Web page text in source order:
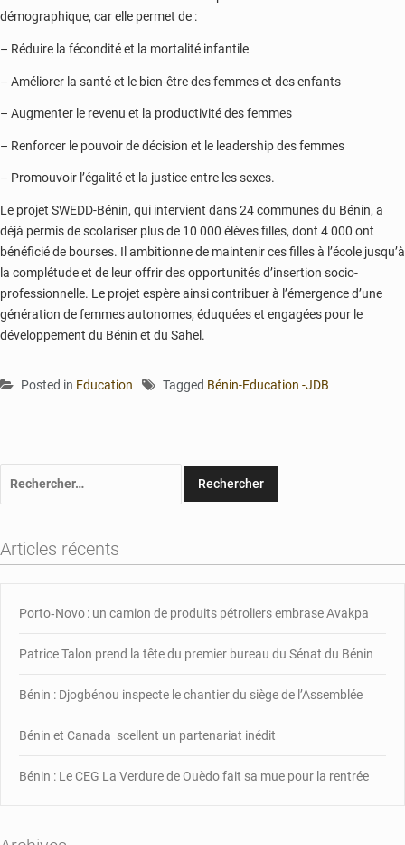
démographique, car elle permet de :
– Réduire la fécondité et la mortalité infantile
– Améliorer la santé et le bien-être des femmes et des enfants
– Augmenter le revenu et la productivité des femmes
– Renforcer le pouvoir de décision et le leadership des femmes
– Promouvoir l’égalité et la justice entre les sexes.
Le projet SWEDD-Bénin, qui intervient dans 24 communes du Bénin, a
déjà permis de scolariser plus de 10 000 élèves filles, dont 4 000 ont
bénéficié de bourses. Il ambitionne de maintenir ces filles à l’école jusqu’à
la complétude et de leur offrir des opportunités d’insertion socio-
professionnelle. Le projet espère ainsi contribuer à l’émergence d’une
génération de femmes autonomes, éduquées et engagées pour le
développement du Bénin et du Sahel.
Posted in Education Tagged Bénin-Education -JDB
Articles récents
Porto‑Novo : un camion de produits pétroliers embrase Avakpa
Patrice Talon prend la tête du premier bureau du Sénat du Bénin
Bénin : Djogbénou inspecte le chantier du siège de l’Assemblée
Bénin et Canada scellent un partenariat inédit
Bénin : Le CEG La Verdure de Ouèdo fait sa mue pour la rentrée